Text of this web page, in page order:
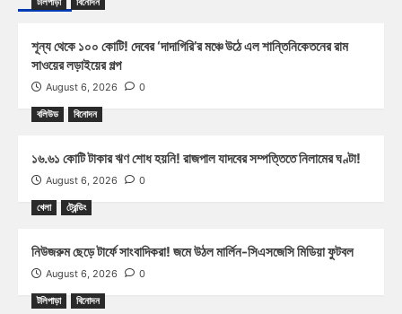
শূন্য থেকে ১০০ কোটি! দেবের ‘দাদাগিরি’র মঞ্চে উঠে এল শান্তিনিকেতনের রাম
সাওয়ের লড়াইয়ের গল্প
August 6, 2026 0
বলিউড বিনোদন
১৬.৬১ কোটি টাকার ঋণ শোধ হয়নি! রাজপাল যাদবের সম্পত্তিতে নিলামের ঘণ্টা!
August 6, 2026 0
খেলা ট্রেন্ডিং
নিউজরুম ছেড়ে টার্ফে সাংবাদিকরা! জমে উঠল মার্লিন-সিএসজেসি মিডিয়া ফুটবল
August 6, 2026 0
টলিপাড়া বিনোদন